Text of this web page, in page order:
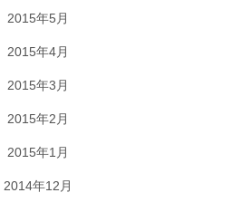
2015年5月
2015年4月
2015年3月
2015年2月
2015年1月
2014年12月